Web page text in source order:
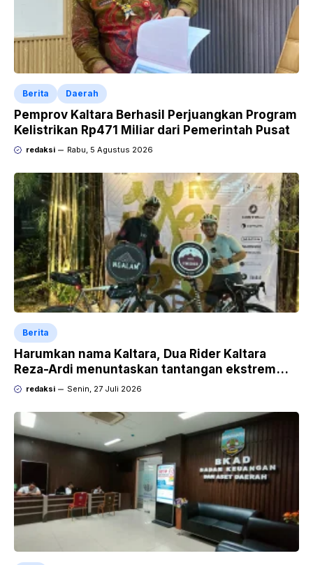
Berita Daerah
Pemprov Kaltara Berhasil Perjuangkan Program
Kelistrikan Rp471 Miliar dari Pemerintah Pusat
redaksi Rabu, 5 Agustus 2026
Berita
Harumkan nama Kaltara, Dua Rider Kaltara
Reza-Ardi menuntaskan tantangan ekstrem
Audax Malang 300 KM
redaksi Senin, 27 Juli 2026